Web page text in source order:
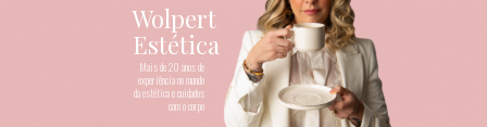
Mais de 20 anos de
experiência no mundo
da estética e cuidados
com o corpo
Wolpert
Estética